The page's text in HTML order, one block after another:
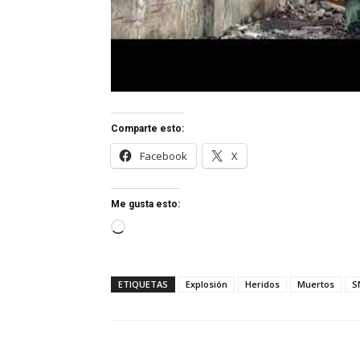
Comparte esto:
Facebook X
Me gusta esto:
Cargando...
ETIQUETAS Explosión Heridos Muertos